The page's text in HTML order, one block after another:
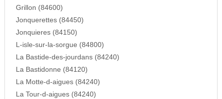
Grillon (84600)
Jonquerettes (84450)
Jonquieres (84150)
L-isle-sur-la-sorgue (84800)
La Bastide-des-jourdans (84240)
La Bastidonne (84120)
La Motte-d-aigues (84240)
La Tour-d-aigues (84240)